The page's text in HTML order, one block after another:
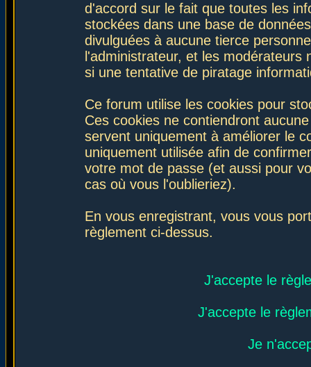
d'accord sur le fait que toutes les
stockées dans une base de
divulguées à aucune tierce
l'administrateur, et les
si une tentative de piratage
Ce forum utilise les cookies pour
Ces cookies ne contiendront
servent uniquement à améliorer le
uniquement utilisée afin de
votre mot de passe (et aussi pour
cas où vous l'oublieriez).
En vous enregistrant, vous vous
règlement ci-dessus.
J'accepte le
J'accepte le
Je